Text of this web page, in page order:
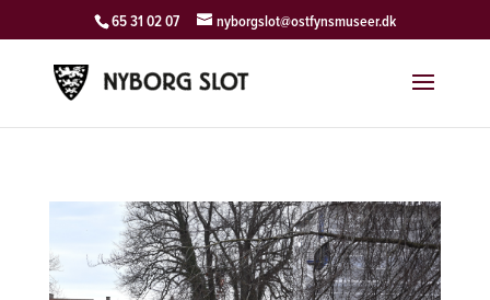
65 31 02 07 nyborgslot@ostfynsmuseer.dk